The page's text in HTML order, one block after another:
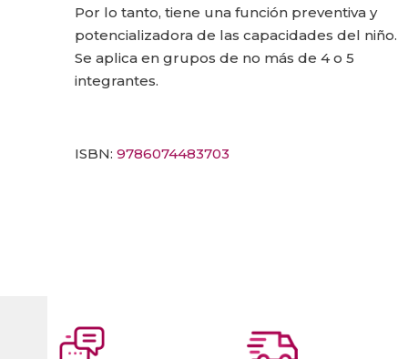
Por lo tanto, tiene una función preventiva y
potencializadora de las capacidades del niño.
Se aplica en grupos de no más de 4 o 5
integrantes.
ISBN: 9786074483703